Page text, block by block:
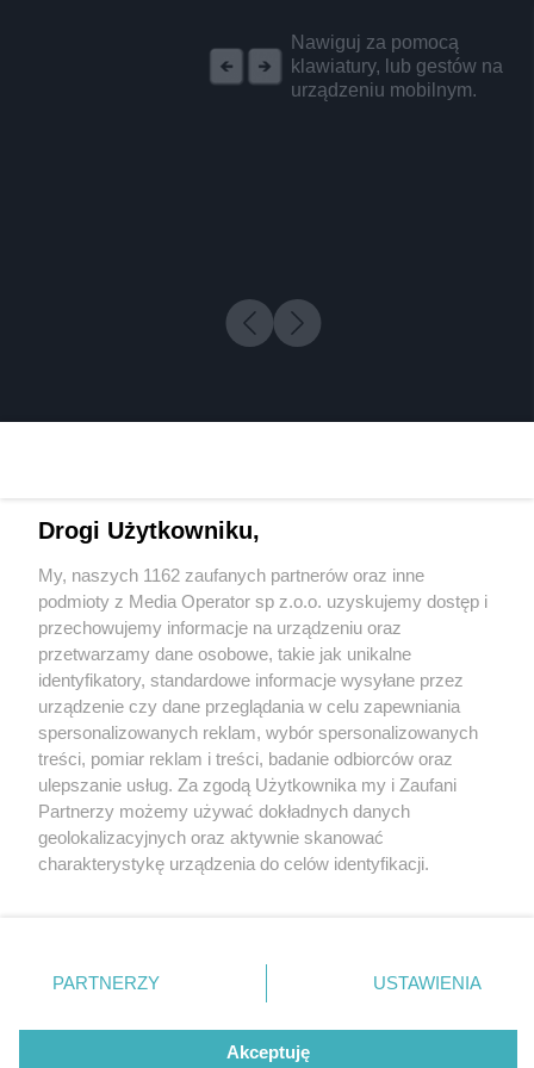
Nawiguj za pomocą
klawiatury, lub gestów na
urządzeniu mobilnym.
1 / 0
Wydawca mediów lokalnych
Nie zapomnij
zapoznać się z:
polityką prywatności
Twojemiasto
Piekary Śląskie
Chorzów
Tarnowskie Góry
Gliwice
Skontakuj sięz nami
Kontakt
Redakcja
Newsletter
Drogi Użytkowniku,
My, naszych 1162 zaufanych partnerów oraz inne
podmioty z Media Operator sp z.o.o. uzyskujemy dostęp i
przechowujemy informacje na urządzeniu oraz
przetwarzamy dane osobowe, takie jak unikalne
identyfikatory, standardowe informacje wysyłane przez
urządzenie czy dane przeglądania w celu zapewniania
spersonalizowanych reklam, wybór spersonalizowanych
treści, pomiar reklam i treści, badanie odbiorców oraz
ulepszanie usług. Za zgodą Użytkownika my i Zaufani
Partnerzy możemy używać dokładnych danych
geolokalizacyjnych oraz aktywnie skanować
charakterystykę urządzenia do celów identyfikacji.
zmienić/wycofać klikając przycisk ustawień prywatności
znajdujący się w lewym dolnym rogu strony
rodzaje przetwarzania danych nie wymagają zgody
użytkownika, ale masz prawo sprzeciwić się takiemu
PARTNERZY USTAWIENIA
Akceptuję